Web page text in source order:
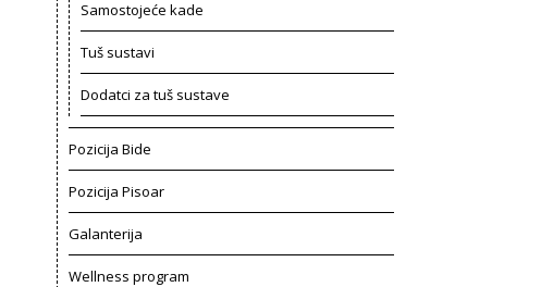
Samostojeće kade
Tuš sustavi
Dodatci za tuš sustave
Pozicija Bide
Pozicija Pisoar
Galanterija
Wellness program